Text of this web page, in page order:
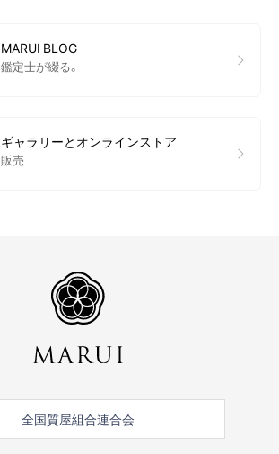
MARUI BLOG
鑑定士が綴る。
ギャラリーとオンラインストア
販売
全国質屋組合連合会